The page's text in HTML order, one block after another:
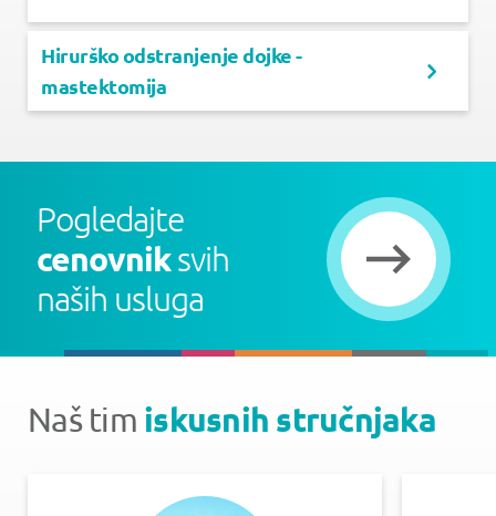
Hirurško odstranjenje dojke -
mastektomija
Pogledajte
cenovniksvih
naših usluga
Naš tim iskusnih stručnjaka